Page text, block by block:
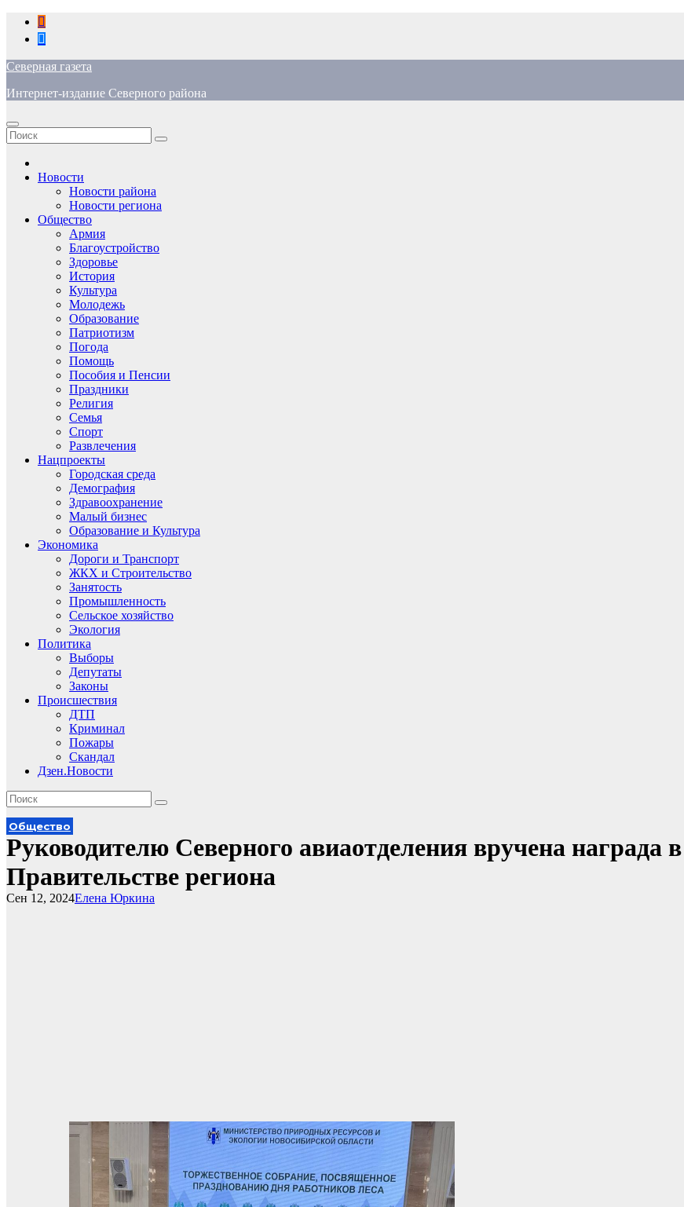
Перейти
содержимому
Северная газета
Интернет-издание Северного района
Новости
Новости района
Новости региона
Общество
Армия
Благоустройство
Здоровье
История
Культура
Молодежь
Образование
Патриотизм
Погода
Помощь
Пособия и Пенсии
Праздники
Религия
Семья
Спорт
Развлечения
Нацпроекты
Городская среда
Демография
Здравоохранение
Малый бизнес
Образование и Культура
Экономика
Дороги и Транспорт
ЖКХ и Строительство
Занятость
Промышленность
Сельское хозяйство
Экология
Политика
Выборы
Депутаты
Законы
Происшествия
ДТП
Криминал
Пожары
Скандал
Дзен.Новости
Общество
Руководителю Северного авиаотделения вручена награда в
Правительстве региона
Елена Юркина
Сен 12, 2024